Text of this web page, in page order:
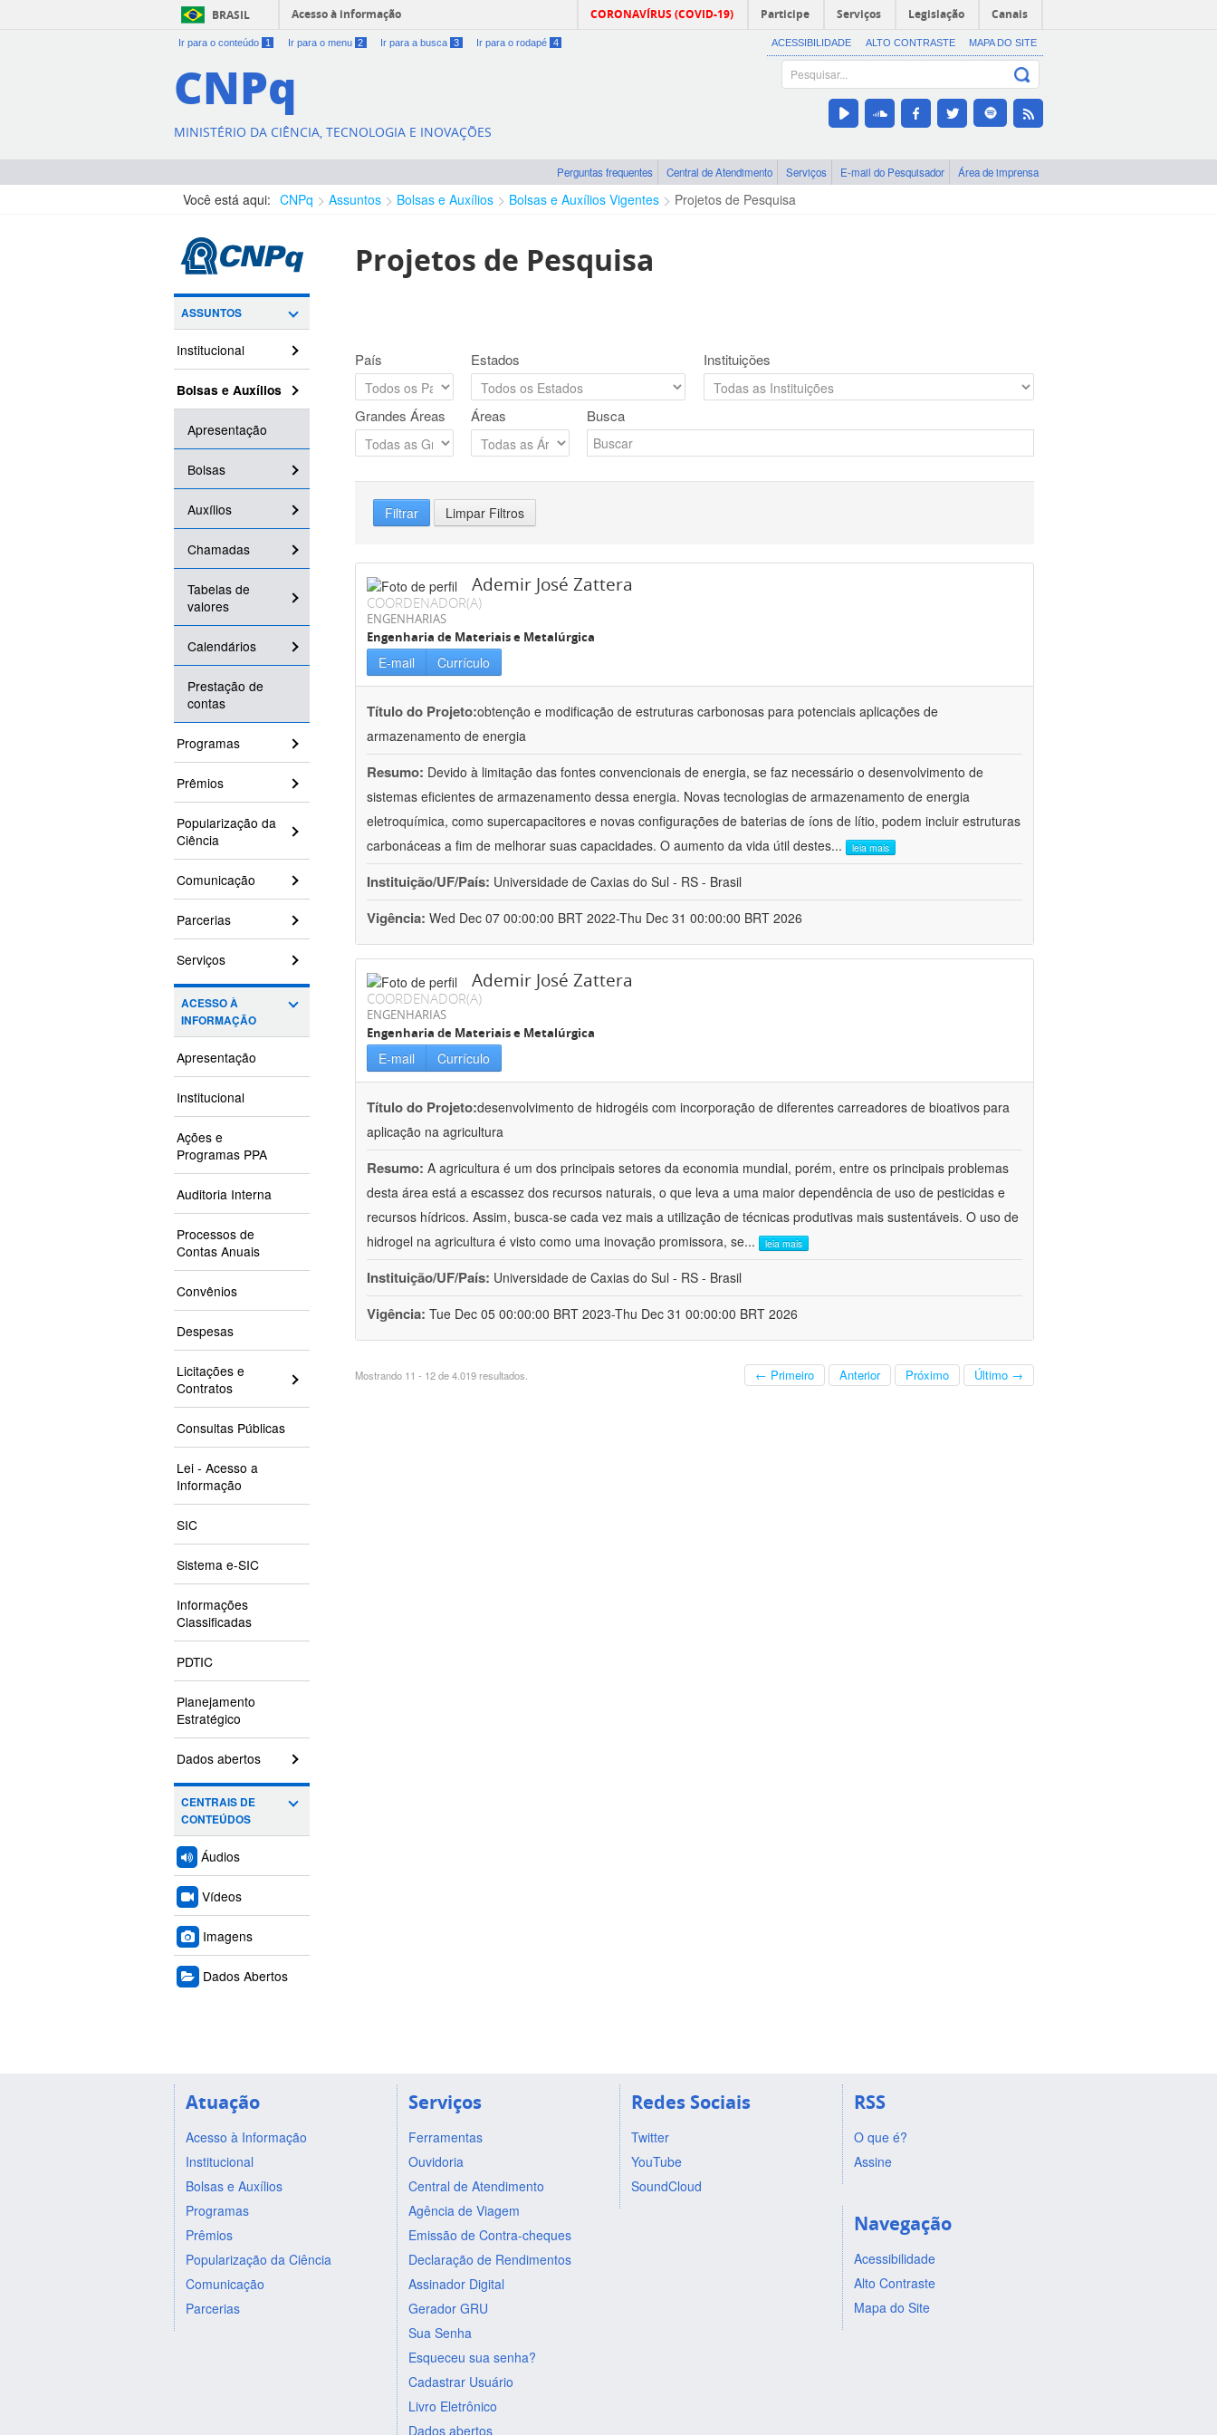
BRASIL Acesso à informação CORONAVÍRUS (COVID-19) Participe Serviços Legislação Canais
Ir para o conteúdo 1 Ir para o menu 2 Ir para a busca 3 Ir para o rodapé 4 ACESSIBILIDADE ALTO CONTRASTE MAPA DO SITE
CNPq
MINISTÉRIO DA CIÊNCIA, TECNOLOGIA E INOVAÇÕES
Perguntas frequentes Central de Atendimento Serviços E-mail do Pesquisador Área de imprensa
Você está aqui: CNPq Assuntos Bolsas e Auxílios Bolsas e Auxílios Vigentes Projetos de Pesquisa
ASSUNTOS
Institucional
Bolsas e Auxílios
Apresentação
Bolsas
Auxílios
Chamadas
Tabelas de
valores
Calendários
Prestação de
contas
Programas
Prêmios
Popularização da
Ciência
Comunicação
Parcerias
Serviços
ACESSO À
INFORMAÇÃO
Apresentação
Institucional
Ações e
Programas PPA
Auditoria Interna
Processos de
Contas Anuais
Convênios
Despesas
Licitações e
Contratos
Consultas Públicas
Lei - Acesso a
Informação
SIC
Sistema e-SIC
Informações
Classificadas
PDTIC
Planejamento
Estratégico
Dados abertos
CENTRAIS DE
CONTEÚDOS
Áudios
Vídeos
Imagens
Dados Abertos
Projetos de Pesquisa
País Estados Instituições
Grandes Áreas Áreas Busca
Filtrar Limpar Filtros
Ademir José Zattera
COORDENADOR(A)
ENGENHARIAS
Engenharia de Materiais e Metalúrgica
E-mail Currículo
Título do Projeto:obtenção e modificação de estruturas carbonosas para potenciais aplicações de
armazenamento de energia
Resumo: Devido à limitação das fontes convencionais de energia, se faz necessário o desenvolvimento de
sistemas eficientes de armazenamento dessa energia. Novas tecnologias de armazenamento de energia
eletroquímica, como supercapacitores e novas configurações de baterias de íons de lítio, podem incluir estruturas
carbonáceas a fim de melhorar suas capacidades. O aumento da vida útil destes... leia mais
Instituição/UF/País: Universidade de Caxias do Sul - RS - Brasil
Vigência: Wed Dec 07 00:00:00 BRT 2022-Thu Dec 31 00:00:00 BRT 2026
Ademir José Zattera
COORDENADOR(A)
ENGENHARIAS
Engenharia de Materiais e Metalúrgica
E-mail Currículo
Título do Projeto:desenvolvimento de hidrogéis com incorporação de diferentes carreadores de bioativos para
aplicação na agricultura
Resumo: A agricultura é um dos principais setores da economia mundial, porém, entre os principais problemas
desta área está a escassez dos recursos naturais, o que leva a uma maior dependência de uso de pesticidas e
recursos hídricos. Assim, busca-se cada vez mais a utilização de técnicas produtivas mais sustentáveis. O uso de
hidrogel na agricultura é visto como uma inovação promissora, se... leia mais
Instituição/UF/País: Universidade de Caxias do Sul - RS - Brasil
Vigência: Tue Dec 05 00:00:00 BRT 2023-Thu Dec 31 00:00:00 BRT 2026
Mostrando 11 - 12 de 4.019 resultados. ← Primeiro Anterior Próximo Último →
Atuação
Acesso à Informação
Institucional
Bolsas e Auxílios
Programas
Prêmios
Popularização da Ciência
Comunicação
Parcerias
Serviços
Ferramentas
Ouvidoria
Central de Atendimento
Agência de Viagem
Emissão de Contra-cheques
Declaração de Rendimentos
Assinador Digital
Gerador GRU
Sua Senha
Esqueceu sua senha?
Cadastrar Usuário
Livro Eletrônico
Dados abertos
Redes Sociais
Twitter
YouTube
SoundCloud
RSS
O que é?
Assine
Navegação
Acessibilidade
Alto Contraste
Mapa do Site